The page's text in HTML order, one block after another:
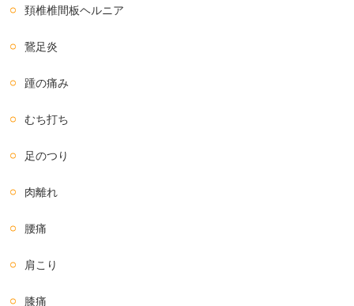
頚椎椎間板ヘルニア
鵞足炎
踵の痛み
むち打ち
足のつり
肉離れ
腰痛
肩こり
膝痛